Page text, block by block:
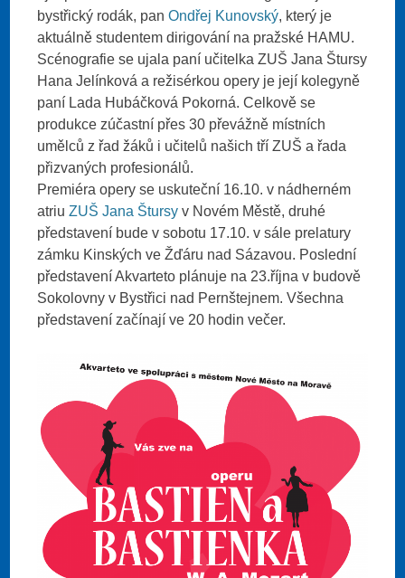
bystřický rodák, panOndřej Kunovský, který je
aktuálně studentem dirigování na pražské HAMU.
Scénografie se ujala paní učitelka ZUŠ Jana Štursy
Hana Jelínková a režisérkou opery je její kolegyně
paní Lada Hubáčková Pokorná. Celkově se
produkce zúčastní přes 30 převážně místních
umělců z řad žáků i učitelů našich tří ZUŠ a řada
přizvaných profesionálů.
Premiéra opery se uskuteční 16.10. v nádherném
atriuZUŠ Jana Štursy v Novém Městě, druhé
představení bude v sobotu 17.10. v sále prelatury
zámku Kinských ve Žďáru nad Sázavou. Poslední
představení Akvarteto plánuje na 23.října v budově
Sokolovny v Bystřici nad Pernštejnem. Všechna
představení začínají ve 20 hodin večer.